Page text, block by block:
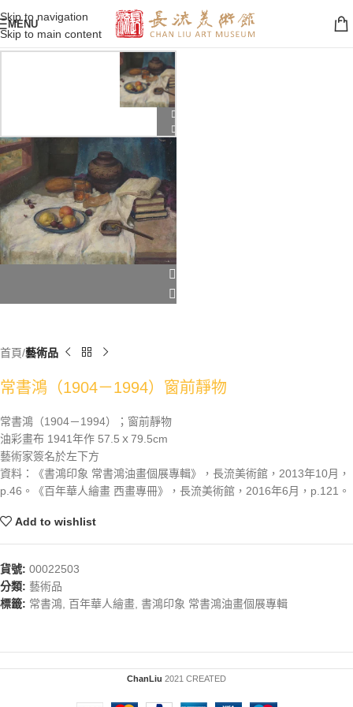
Skip to navigation
Skip to main content
MENU
首頁 藝術品
常書鴻（1904－1994）窗前靜物
常書鴻（1904－1994）；窗前靜物
油彩畫布 1941年作 57.5ｘ79.5cm
藝術家簽名於左下方
資料：《書鴻印象 常書鴻油畫個展專輯》，長流美術館，2013年10月，
p.46。《百年華人繪畫 西畫專冊》，長流美術館，2016年6月，p.121。
Add to wishlist
貨號: 00022503
分類: 藝術品
標籤: 常書鴻 百年華人繪畫 書鴻印象 常書鴻油畫個展專輯
ChanLiu 2021 CREATED